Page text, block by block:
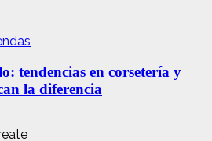
tendencias en corsetería y
la diferencia